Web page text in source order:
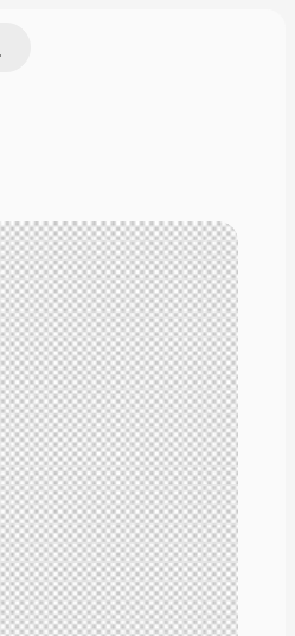
изображению